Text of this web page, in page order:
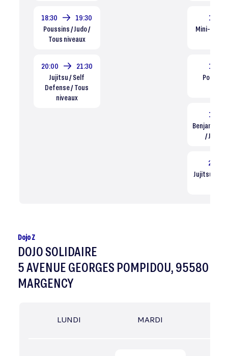
18:30
19:30
Poussins / Judo /
Tous niveaux
20:00
21:30
Jujitsu / Self
Defense / Tous
niveaux
16:30
Mini-
17:30
18:30
Benjamins/
/ Judo /
20:00
Jujitsu /
Dojo Z
DOJO SOLIDAIRE
5 AVENUE GEORGES POMPIDOU, 95580
MARGENCY
LUNDI MARDI